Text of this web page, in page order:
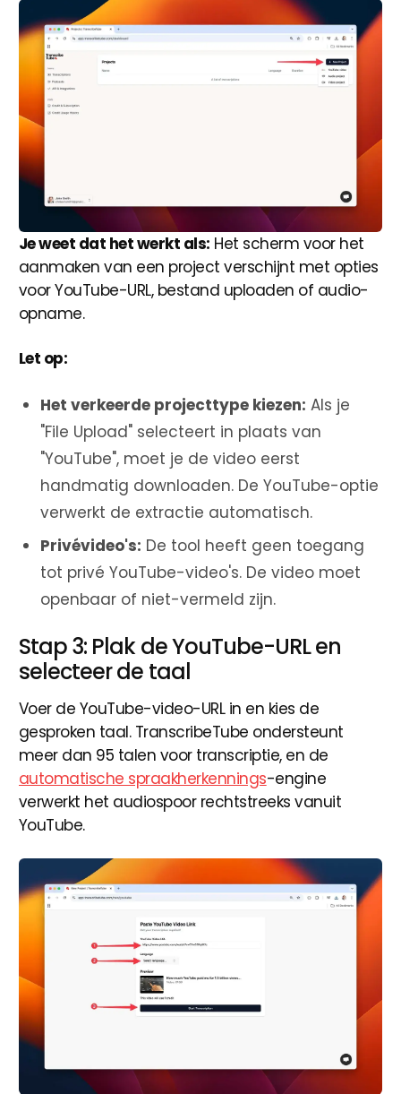
Je weet dat het werkt als: Het scherm voor het
aanmaken van een project verschijnt met opties
voor YouTube-URL, bestand uploaden of audio-
opname.
Let op:
Het verkeerde projecttype kiezen: Als je
"File Upload" selecteert in plaats van
"YouTube", moet je de video eerst
handmatig downloaden. De YouTube-optie
verwerkt de extractie automatisch.
Privévideo's: De tool heeft geen toegang
tot privé YouTube-video's. De video moet
openbaar of niet-vermeld zijn.
Stap 3: Plak de YouTube-URL en
selecteer de taal
Voer de YouTube-video-URL in en kies de
gesproken taal. TranscribeTube ondersteunt
meer dan 95 talen voor transcriptie, en de
automatische spraakherkennings-engine
verwerkt het audiospoor rechtstreeks vanuit
YouTube.